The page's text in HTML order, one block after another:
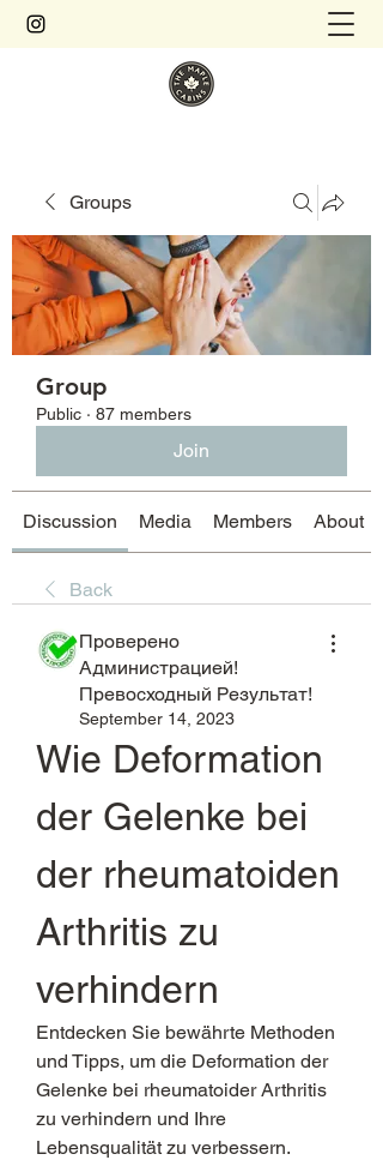
Groups
Group
Public · 87 members
Join
Discussion Media Members About
Back
Проверено
Администрацией!
Превосходный Результат!
September 14, 2023
Wie Deformation
der Gelenke bei
der rheumatoiden
Arthritis zu
verhindern
Entdecken Sie bewährte Methoden
und Tipps, um die Deformation der
Gelenke bei rheumatoider Arthritis
zu verhindern und Ihre
Lebensqualität zu verbessern.